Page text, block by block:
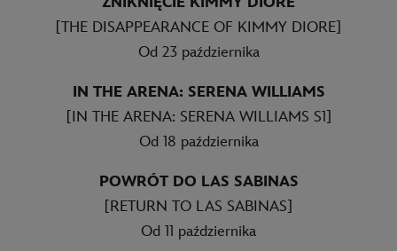
[THE DISAPPEARANCE OF KIMMY DIORE]
Od 23 października
IN THE ARENA: SERENA WILLIAMS
[IN THE ARENA: SERENA WILLIAMS S1]
Od 18 października
POWRÓT DO LAS SABINAS
[RETURN TO LAS SABINAS]
Od 11 października